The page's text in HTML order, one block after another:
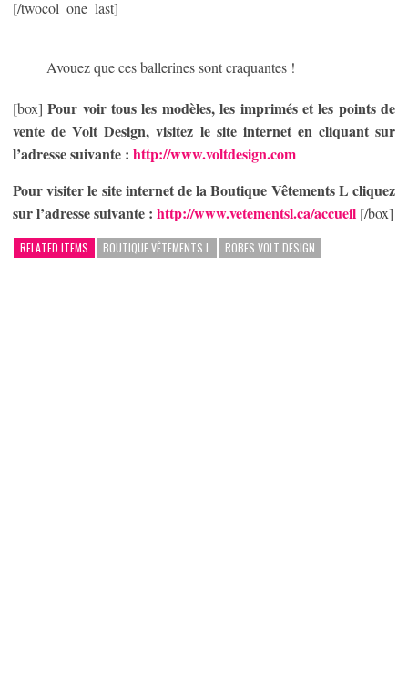
[/twocol_one_last]
Avouez que ces ballerines sont craquantes !
[box]Pour voir tous les modèles, les imprimés et les points de
vente de Volt Design, visitez le site internet en cliquant sur
l’adresse suivante : http://www.voltdesign.com
Pour visiter le site internet de la Boutique Vêtements L cliquez
sur l’adresse suivante : http://www.vetementsl.ca/accueil [/box]
RELATED ITEMS BOUTIQUE VÊTEMENTS L ROBES VOLT DESIGN